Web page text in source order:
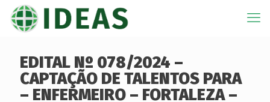
EDITAL Nº 078/2024 –
CAPTAÇÃO DE TALENTOS PARA
– ENFERMEIRO – FORTALEZA –